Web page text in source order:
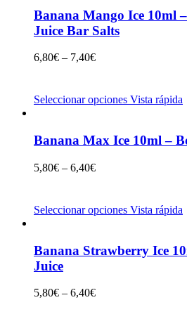
Banana Mango Ice 10ml
Juice Bar Salts
6,80€ – 7,40€
Seleccionar opciones Vista rápida
Banana Max Ice 10ml –
5,80€ – 6,40€
Seleccionar opciones Vista rápida
Banana Strawberry Ice
Juice
5,80€ – 6,40€